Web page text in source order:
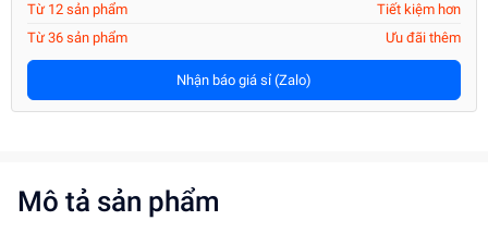
Từ 12 sản phẩm
Tiết kiệm hơn
Từ 36 sản phẩm
Ưu đãi thêm
Nhận báo giá sỉ (Zalo)
Mô tả sản phẩm